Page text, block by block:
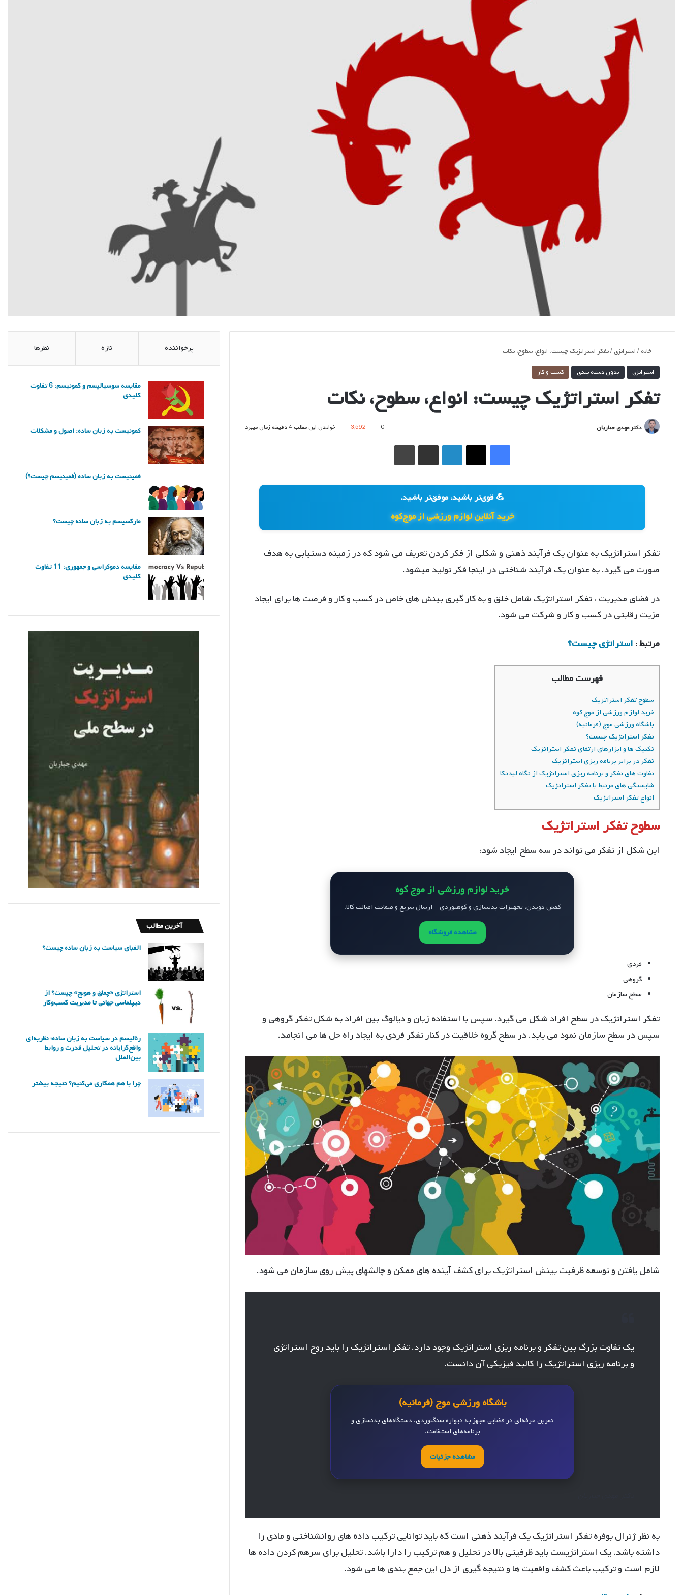
خانه / استراتژی/تفکر استراتژیک چیست: انواع، سطوح، نکات
استراتژی بدون دسته بندی کسب و کار
تفکر استراتژیک چیست: انواع، سطوح، نکات
دکتر مهدی جباریان 0
3,592 خواندن این مطلب 4 دقیقه زمان میبرد
فیس بوک ایکس لینکدین اشتراک گذاری از طریق ایمیل چاپ
💪 قوی‌تر باشید، موفق‌تر باشید.
خرید آنلاین لوازم ورزشی از موج‌کوه
تفکر استراتژیک به عنوان یک فرآیند ذهنی و شکلی از فکر کردن تعریف می شود که در زمینه دستیابی به هدف
صورت می گیرد. به عنوان یک فرآیند شناختی در اینجا فکر تولید میشود.
در فضای مدیریت ، تفکر استراتژیک شامل خلق و به کار گیری بینش های خاص در کسب و کار و فرصت ها برای ایجاد
مزیت رقابتی در کسب و کار و شرکت می شود.
مرتبط : استراتژی چیست؟
فهرست مطالب
سطوح تفکر استراتژیک
خرید لوازم ورزشی از موج کوه
باشگاه ورزشی موج (فرمانیه)
تفکر استراتژیک چیست؟
تکنیک ها و ابزارهای ارتقای تفکر استراتژیک
تفکر در برابر برنامه ریزی استراتژیک
تفاوت های تفکر و برنامه ریزی استراتژیک از نگاه لیدتکا
شایستگی های مرتبط با تفکر استراتژیک
انواع تفکر استراتژیک
سطوح تفکر استراتژیک
این شکل از تفکر می تواند در سه سطح ایجاد شود:
خرید لوازم ورزشی از موج کوه
کفش دویدن، تجهیزات بدنسازی و کوهنوردی—ارسال سریع و ضمانت اصالت کالا.
مشاهده فروشگاه
فردی
گروهی
سطح سازمان
تفکر استراتژیک در سطح افراد شکل می گیرد. سپس با استفاده زبان و دیالوگ بین افراد به شکل تفکر گروهی و
سپس در سطح سازمان نمود می یابد. در سطح گروه خلاقیت در کنار تفکر فردی به ایجاد راه حل ها می انجامد.
شامل یافتن و توسعه ظرفیت بینش استراتژیک برای کشف آینده های ممکن و چالشهای پیش روی سازمان می شود.
یک تفاوت بزرگ بین تفکر و برنامه ریزی استراتژیک وجود دارد. تفکر استراتژیک را باید روح استراتژی
و برنامه ریزی استراتژیک را کالبد فیزیکی آن دانست.
باشگاه ورزشی موج (فرمانیه)
تمرین حرفه‌ای در فضایی مجهز به دیواره سنگنوردی، دستگاه‌های بدنسازی و
برنامه‌های استقامت.
مشاهده جزئیات
به نظر ژنرال بوفره تفکر استراتژیک یک فرآیند ذهنی است که باید توانایی ترکیب داده های روانشناختی و مادی را
داشته باشد. یک استراتژیست باید ظرفیتی بالا در تحلیل و هم ترکیب را دارا باشد. تحلیل برای سرهم کردن داده ها
لازم است و ترکیب باعث کشف واقعیت ها و نتیجه گیری از دل این جمع بندی ها می شود.
پرخواننده تازه نظرها
مقایسه سوسیالیسم و کمونیسم: 6 تفاوت
کلیدی
کمونیست به زبان ساده: اصول و مشکلات
فمینیست به زبان ساده (فمینیسم چیست؟)
مارکسیسم به زبان ساده چیست؟
مقایسه دموکراسی و جمهوری: 11 تفاوت
کلیدی
آخرین مطالب
الفبای سیاست به زبان ساده چیست؟
استراتژی «چماق و هویج» چیست؟ از
دیپلماسی جهانی تا مدیریت کسب‌وکار
رئالیسم در سیاست به زبان ساده؛ نظریه‌ای
واقع‌گرایانه در تحلیل قدرت و روابط
بین‌الملل
چرا با هم همکاری می‌کنیم؟ نتیجه بیشتر